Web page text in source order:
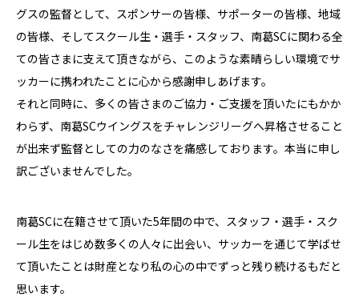
グスの監督として、スポンサーの皆様、サポーターの皆様、地域
の皆様、そしてスクール生・選手・スタッフ、南葛SCに関わる全
ての皆さまに支えて頂きながら、このような素晴らしい環境でサ
ッカーに携われたことに心から感謝申しあげます。
それと同時に、多くの皆さまのご協力・ご支援を頂いたにもかか
わらず、南葛SCウイングスをチャレンジリーグへ昇格させること
が出来ず監督としての力のなさを痛感しております。本当に申し
訳ございませんでした。
南葛SCに在籍させて頂いた5年間の中で、スタッフ・選手・スク
ール生をはじめ数多くの人々に出会い、サッカーを通じて学ばせ
て頂いたことは財産となり私の心の中でずっと残り続けるもだと
思います。